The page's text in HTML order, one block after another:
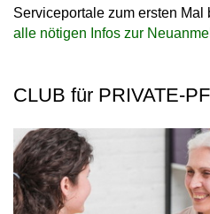
Serviceportale zum ersten
alle nötigen Infos zur
CLUB für PRIVATE-